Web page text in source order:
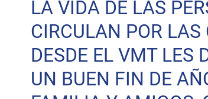
LA VIDA DE LAS
CIRCULAN POR LAS
DESDE EL VMT LES
UN BUEN FIN DE